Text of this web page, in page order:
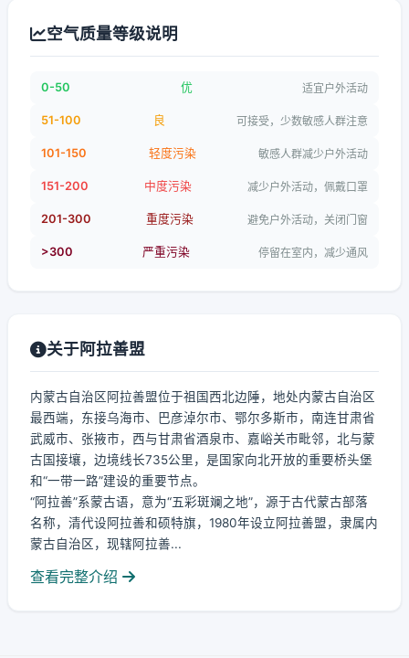
空气质量等级说明
0-50 优 适宜户外活动
51-100 良 可接受，少数敏感人群注意
101-150 轻度污染 敏感人群减少户外活动
151-200 中度污染 减少户外活动，佩戴口罩
201-300 重度污染 避免户外活动，关闭门窗
>300 严重污染 停留在室内，减少通风
关于阿拉善盟
内蒙古自治区阿拉善盟位于祖国西北边陲，地处内蒙古自治区
最西端，东接乌海市、巴彦淖尔市、鄂尔多斯市，南连甘肃省
武威市、张掖市，西与甘肃省酒泉市、嘉峪关市毗邻，北与蒙
古国接壤，边境线长735公里，是国家向北开放的重要桥头堡
和“一带一路”建设的重要节点。
“阿拉善”系蒙古语，意为“五彩斑斓之地”，源于古代蒙古部落
名称，清代设阿拉善和硕特旗，1980年设立阿拉善盟，隶属内
蒙古自治区，现辖阿拉善...
查看完整介绍